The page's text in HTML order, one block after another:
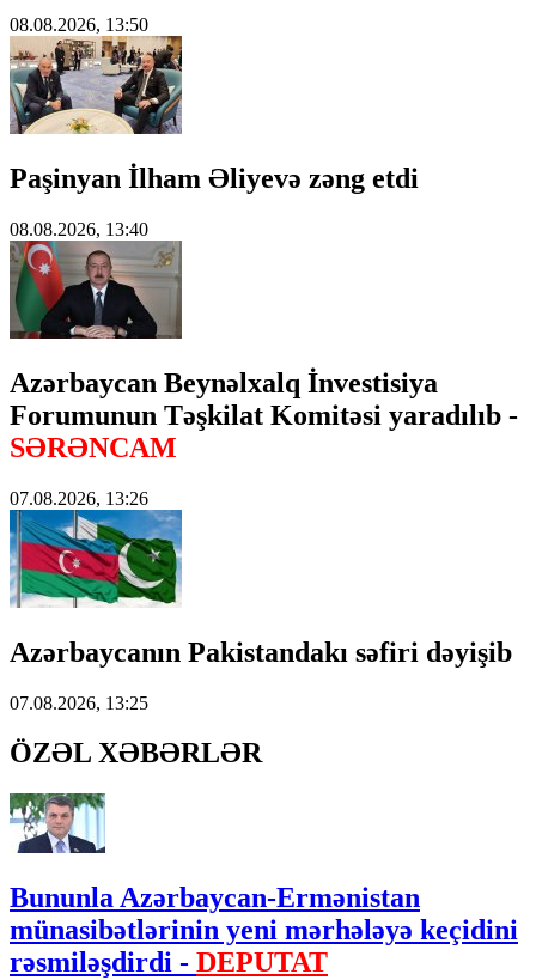
08.08.2026, 13:50
Paşinyan İlham Əliyevə zəng etdi
08.08.2026, 13:40
Azərbaycan Beynəlxalq İnvestisiya
Forumunun Təşkilat Komitəsi yaradılıb -
SƏRƏNCAM
07.08.2026, 13:26
Azərbaycanın Pakistandakı səfiri dəyişib
07.08.2026, 13:25
ÖZƏL XƏBƏRLƏR
Bununla Azərbaycan-Ermənistan
münasibətlərinin yeni mərhələyə keçidini
rəsmiləşdirdi - DEPUTAT